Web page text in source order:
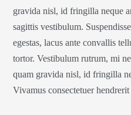
gravida nisl, id fringilla neque
sagittis vestibulum.
egestas, lacus ante convallis
tortor. Vestibulum rutrum, mi
quam gravida nisl, id fringilla
Vivamus consectetuer hendrerit